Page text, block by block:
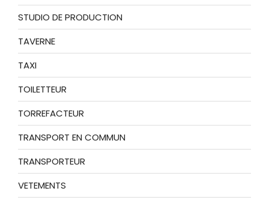
STUDIO DE PRODUCTION
TAVERNE
TAXI
TOILETTEUR
TORREFACTEUR
TRANSPORT EN COMMUN
TRANSPORTEUR
VETEMENTS